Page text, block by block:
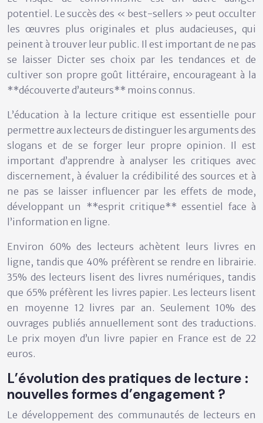
potentiel. Le succès des « best-sellers » peut occulter
les œuvres plus originales et plus audacieuses, qui
peinent à trouver leur public. Il est important de ne pas
se laisser Dicter ses choix par les tendances et de
cultiver son propre goût littéraire, encourageant à la
**découverte d’auteurs** moins connus.
L’éducation à la lecture critique est essentielle pour
permettre aux lecteurs de distinguer les arguments des
slogans et de se forger leur propre opinion. Il est
important d’apprendre à analyser les critiques avec
discernement, à évaluer la crédibilité des sources et à
ne pas se laisser influencer par les effets de mode,
développant un **esprit critique** essentiel face à
l’information en ligne.
Environ 60% des lecteurs achètent leurs livres en
ligne, tandis que 40% préfèrent se rendre en librairie.
35% des lecteurs lisent des livres numériques, tandis
que 65% préfèrent les livres papier. Les lecteurs lisent
en moyenne 12 livres par an. Seulement 10% des
ouvrages publiés annuellement sont des traductions.
Le prix moyen d’un livre papier en France est de 22
euros.
L’évolution des pratiques de lecture :
nouvelles formes d’engagement ?
Le développement des communautés de lecteurs en